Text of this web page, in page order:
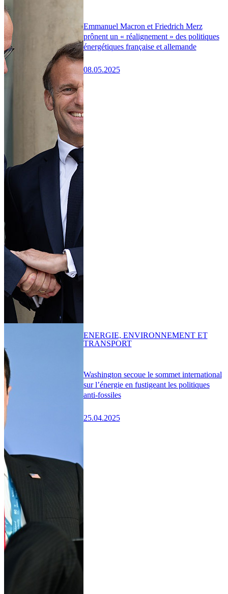
Emmanuel Macron et Friedrich Merz
prônent un « réalignement » des politiques
énergétiques française et allemande
08.05.2025
Washington secoue le sommet international
sur l’énergie en fustigeant les politiques
anti-fossiles
25.04.2025
ENERGIE, ENVIRONNEMENT ET
TRANSPORT